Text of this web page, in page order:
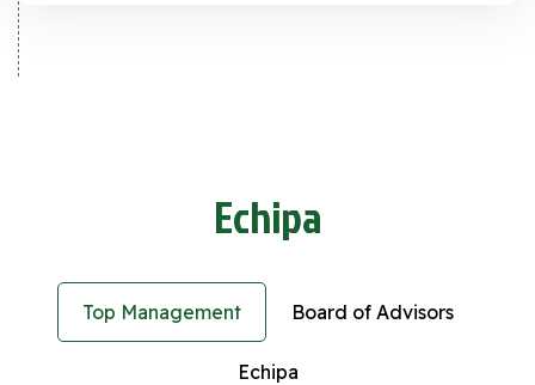
Echipa
Top Management Board of Advisors
Echipa